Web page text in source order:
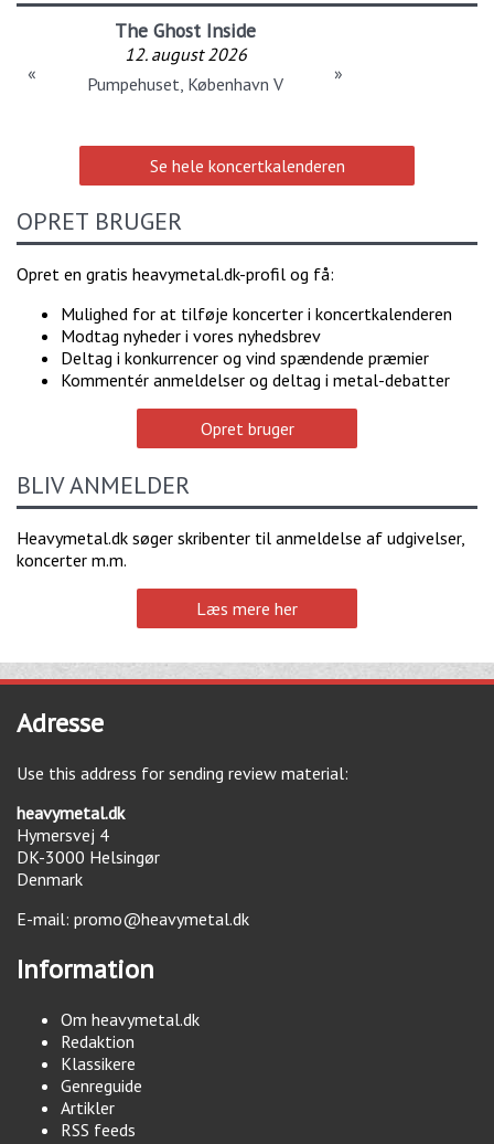
The Ghost Inside
12. august 2026
Pumpehuset, København V
« »
Se hele koncertkalenderen
OPRET BRUGER
Opret en gratis heavymetal.dk-profil og få:
Mulighed for at tilføje koncerter i koncertkalenderen
Modtag nyheder i vores nyhedsbrev
Deltag i konkurrencer og vind spændende præmier
Kommentér anmeldelser og deltag i metal-debatter
Opret bruger
BLIV ANMELDER
Heavymetal.dk søger skribenter til anmeldelse af udgivelser,
koncerter m.m.
Læs mere her
Adresse
Use this address for sending review material:
heavymetal.dk
Hymersvej 4
DK-3000 Helsingør
Denmark
E-mail: promo@heavymetal.dk
Information
Om heavymetal.dk
Redaktion
Klassikere
Genreguide
Artikler
RSS feeds